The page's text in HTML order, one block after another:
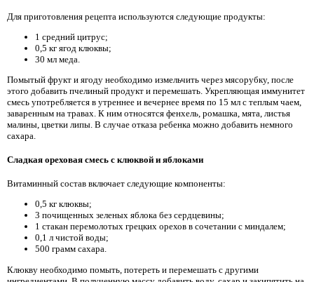
Для приготовления рецепта используются следующие продукты:
1 средний цитрус;
0,5 кг ягод клюквы;
30 мл меда.
Помытый фрукт и ягоду необходимо измельчить через мясорубку, после
этого добавить пчелиный продукт и перемешать. Укрепляющая иммунитет
смесь употребляется в утреннее и вечернее время по 15 мл с теплым чаем,
заваренным на травах. К ним относятся фенхель, ромашка, мята, листья
малины, цветки липы. В случае отказа ребенка можно добавить немного
сахара.
Сладкая ореховая смесь с клюквой и яблоками
Витаминный состав включает следующие компоненты:
0,5 кг клюквы;
3 почищенных зеленых яблока без сердцевины;
1 стакан перемолотых грецких орехов в сочетании с миндалем;
0,1 л чистой воды;
500 грамм сахара.
Клюкву необходимо помыть, потереть и перемешать с другими